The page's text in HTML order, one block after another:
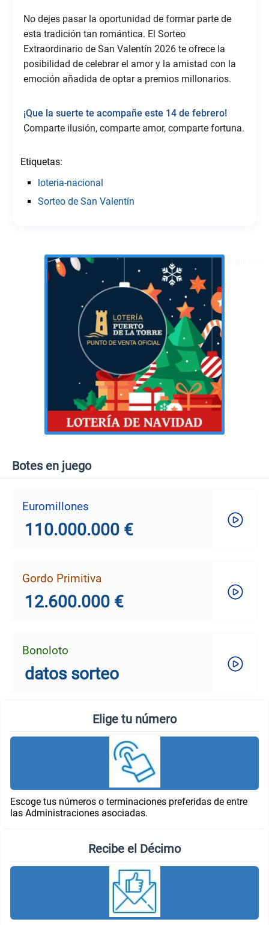
No dejes pasar la oportunidad de formar parte de
esta tradición tan romántica. El Sorteo
Extraordinario de San Valentín 2026 te ofrece la
posibilidad de celebrar el amor y la amistad con la
emoción añadida de optar a premios millonarios.
¡Que la suerte te acompañe este 14 de febrero!
Comparte ilusión, comparte amor, comparte fortuna.
Etiquetas:
loteria-nacional
Sorteo de San Valentín
Botes en juego
Euromillones
110.000.000 €
Gordo Primitiva
12.600.000 €
Bonoloto
datos sorteo
Elige tu número
Escoge tus números o terminaciones preferidas de entre
las Administraciones asociadas.
Recibe el Décimo